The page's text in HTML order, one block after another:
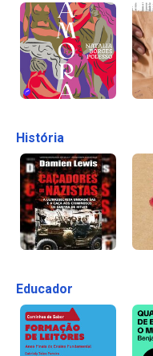
História
Educador